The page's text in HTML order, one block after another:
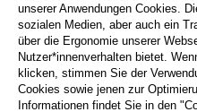
unserer Anwendungen Cookies.
sozialen Medien, aber auch ein
über die Ergonomie unserer
Nutzer*innenverhalten bietet.
klicken, stimmen Sie der
Cookies sowie jenen zur
Informationen findet Sie in den